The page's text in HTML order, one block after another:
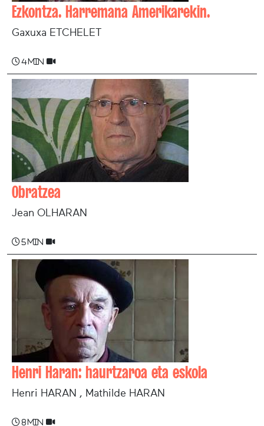
Ezkontza. Harremana Amerikarekin.
Gaxuxa ETCHELET
4 min
Obratzea
Jean OLHARAN
5 min
Henri Haran: haurtzaroa eta eskola
Henri HARAN , Mathilde HARAN
8 min